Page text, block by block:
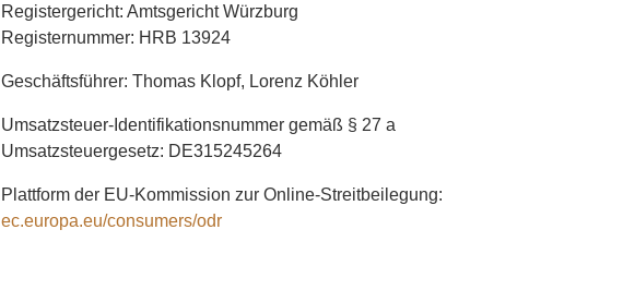
Registergericht: Amtsgericht Würzburg
Registernummer: HRB 13924
Geschäftsführer: Thomas Klopf, Lorenz Köhler
Umsatzsteuer-Identifikationsnummer gemäß § 27 a
Umsatzsteuergesetz: DE315245264
Plattform der EU-Kommission zur Online-Streitbeilegung:
ec.europa.eu/consumers/odr